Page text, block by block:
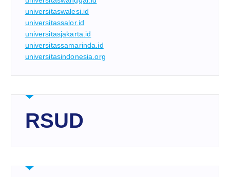
universitaswalesi.id
universitassalor.id
universitasjakarta.id
universitassamarinda.id
universitasindonesia.org
RSUD